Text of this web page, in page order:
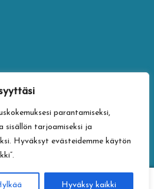
parantamiseksi,
sisällön tarjoamiseksi ja
Hyväksyt evästeidemme käytön
Hyväksy kaikki
verkkokauppa
0